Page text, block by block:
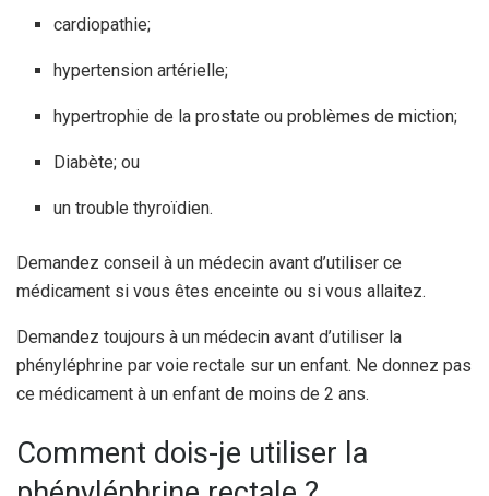
cardiopathie;
hypertension artérielle;
hypertrophie de la prostate ou problèmes de miction;
Diabète; ou
un trouble thyroïdien.
Demandez conseil à un médecin avant d’utiliser ce
médicament si vous êtes enceinte ou si vous allaitez.
Demandez toujours à un médecin avant d’utiliser la
phényléphrine par voie rectale sur un enfant. Ne donnez pas
ce médicament à un enfant de moins de 2 ans.
Comment dois-je utiliser la